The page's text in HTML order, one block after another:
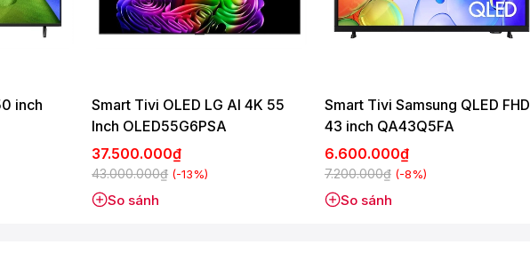
được hiển thị với chất lượng tối ưu.
hơn trong mọi điều kiện hiển thị.
inch
Smart Tivi OLED LG AI 4K 55
Inch OLED55G6PSA
37.500.000₫
43.000.000₫ (-13%)
So sánh
Smart Tivi Samsung QLED FHD
43 inch QA43Q5FA
6.600.000₫
7.200.000₫ (-8%)
So sánh